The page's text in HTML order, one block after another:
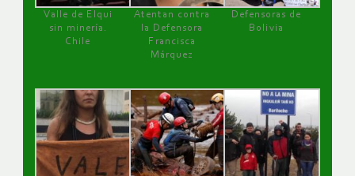
Valle de Elqui
sin minería.
Chile
Atentan contra
la Defensora
Francisca
Márquez
Defensoras de
Bolivia